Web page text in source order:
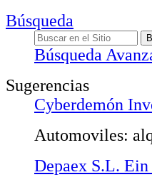
Búsqueda
Búsqueda
Sugerencias
Cyberdemón
Automoviles:
Depaex S.L.